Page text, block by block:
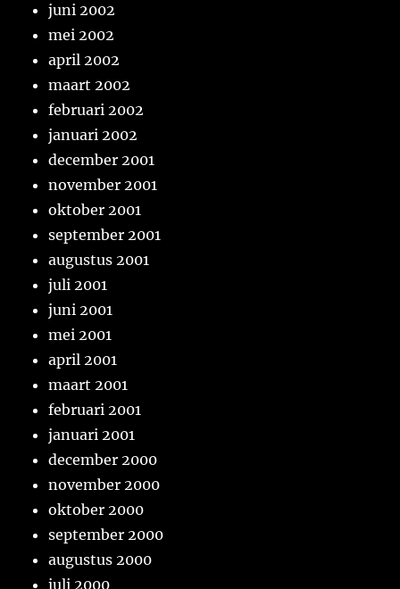
juni 2002
mei 2002
april 2002
maart 2002
februari 2002
januari 2002
december 2001
november 2001
oktober 2001
september 2001
augustus 2001
juli 2001
juni 2001
mei 2001
april 2001
maart 2001
februari 2001
januari 2001
december 2000
november 2000
oktober 2000
september 2000
augustus 2000
juli 2000